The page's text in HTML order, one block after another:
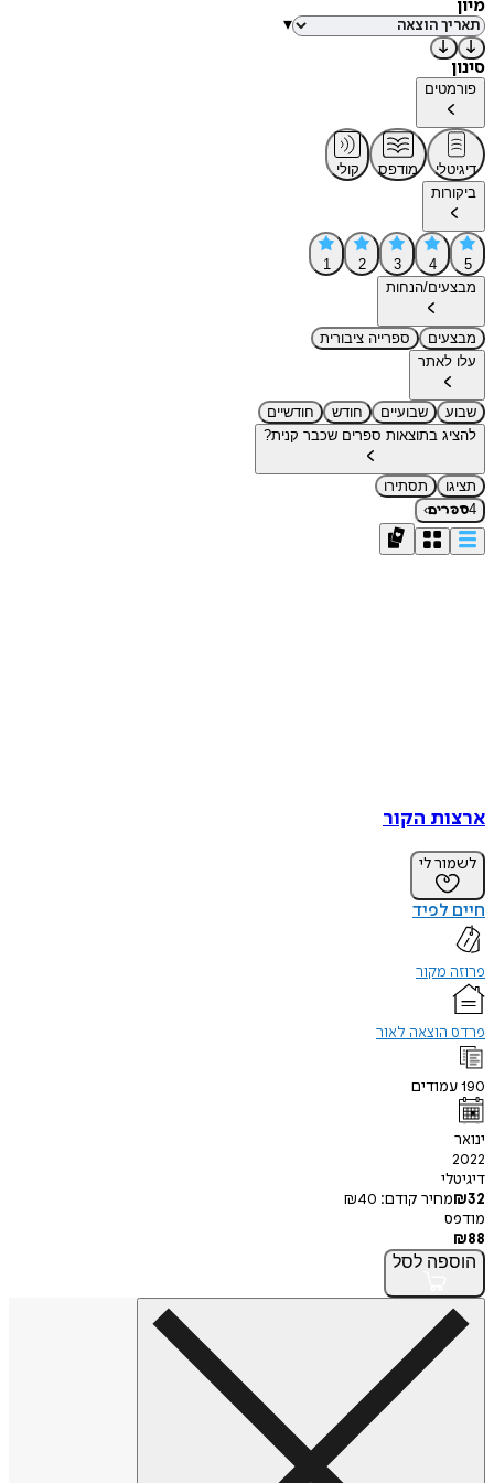
מיון
▾
סינון
פורמטים
דיגיטלי מודפס
קולי
ביקורות
5
4
3
2
1
מבצעים/הנחות
מבצעים
ספרייה ציבורית
עלו לאתר
שבוע שבועיים חודש
חודשיים
להציג בתוצאות ספרים שכבר קנית?
תציגו
תסתירו
4ספרים›
ארצות הקור
לשמור לי
חיים לפיד
פרוזה מקור
פרדס הוצאה לאור
190עמודים
ינואר
2022
דיגיטלי
₪32 מחיר קודם: ₪40
מודפס
₪88
הוספה לסל